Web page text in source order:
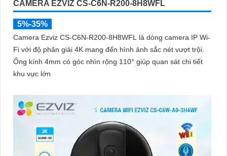
CAMERA EZVIZ CS-C6N-R200-8H8WFL
5%-35%
Camera Ezviz CS-C6N-R200-8H8WFL là dòng camera IP Wi-
Fi với độ phân giải 4K mang đến hình ảnh sắc nét vượt trội.
Ống kính 4mm có góc nhìn rộng 110° giúp quan sát chi tiết
khu vực lớn